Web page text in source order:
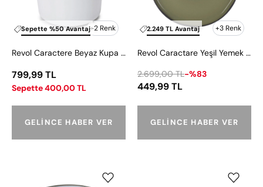
+2 Renk
Sepette %50 Avantaj
Revol Caractere Beyaz Kupa 220 ml
799,99 TL
Sepette 400,00 TL
GELINCE HABER VER
+3 Renk
2.249 TL Avantaj
Revol Caractare Yeşil Yemek Tabağı 28 cm
2.699,00 TL-%83
449,99 TL
GELINCE HABER VER
Caractere
Caractere